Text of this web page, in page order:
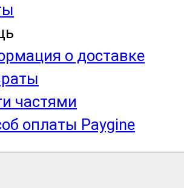
о доставке
частями
оплаты Paygine